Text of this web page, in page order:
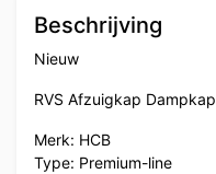
Beschrijving
Nieuw
RVS Afzuigkap Dampkap
Merk: HCB
Type: Premium-line